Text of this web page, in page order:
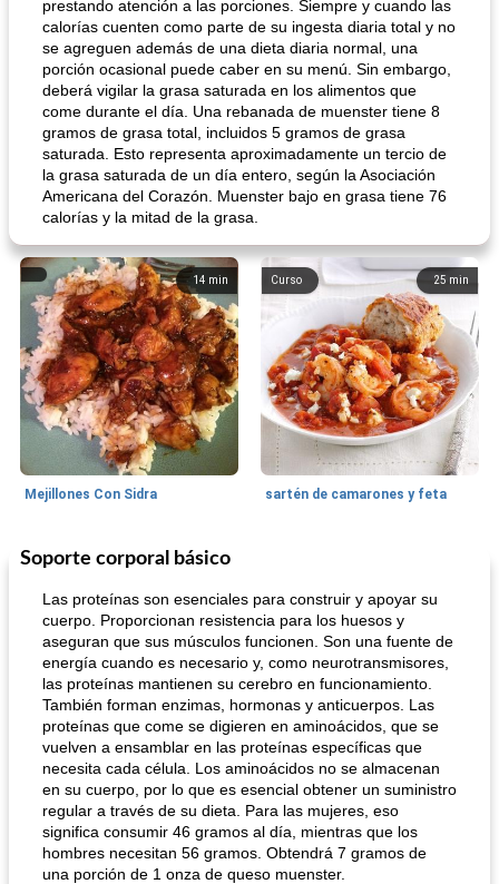
prestando atención a las porciones. Siempre y cuando las
calorías cuenten como parte de su ingesta diaria total y no
se agreguen además de una dieta diaria normal, una
porción ocasional puede caber en su menú. Sin embargo,
deberá vigilar la grasa saturada en los alimentos que
come durante el día. Una rebanada de muenster tiene 8
gramos de grasa total, incluidos 5 gramos de grasa
saturada. Esto representa aproximadamente un tercio de
la grasa saturada de un día entero, según la Asociación
Americana del Corazón. Muenster bajo en grasa tiene 76
calorías y la mitad de la grasa.
14 min
Mejillones Con Sidra
25 min
Curso
sartén de camarones y feta
80min
Sopas, Guisos Y Chili
sopa de lentejas negras del chef john
Soporte corporal básico
Las proteínas son esenciales para construir y apoyar su
cuerpo. Proporcionan resistencia para los huesos y
aseguran que sus músculos funcionen. Son una fuente de
energía cuando es necesario y, como neurotransmisores,
las proteínas mantienen su cerebro en funcionamiento.
También forman enzimas, hormonas y anticuerpos. Las
proteínas que come se digieren en aminoácidos, que se
vuelven a ensamblar en las proteínas específicas que
necesita cada célula. Los aminoácidos no se almacenan
en su cuerpo, por lo que es esencial obtener un suministro
regular a través de su dieta. Para las mujeres, eso
significa consumir 46 gramos al día, mientras que los
hombres necesitan 56 gramos. Obtendrá 7 gramos de
una porción de 1 onza de queso muenster.